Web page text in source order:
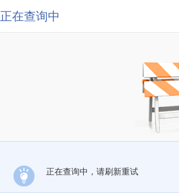
正在查询中
正在查询中，请刷新重试